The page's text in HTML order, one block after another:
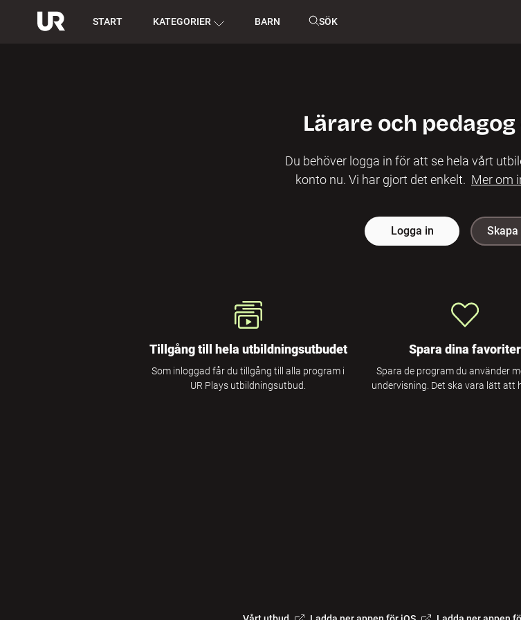
START KATEGORIER BARN SÖK
Lärare och pedagog
Du behöver logga in för att se hela vårt
konto nu. Vi har gjort det enkelt. Mer om
Logga in
Tillgång till hela utbildningsutbudet
Som inloggad får du tillgång till alla program i
UR Plays utbildningsutbud.
Spara dina favoriter
Spara de program du använder
undervisning. Det ska vara lätt att